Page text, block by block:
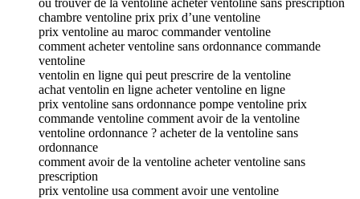
chambre ventoline prix prix d’une ventoline
prix ventoline au maroc commander ventoline
comment acheter ventoline sans ordonnance commande
ventoline
ventolin en ligne qui peut prescrire de la ventoline
achat ventolin en ligne acheter ventoline en ligne
prix ventoline sans ordonnance pompe ventoline prix
commande ventoline comment avoir de la ventoline
ventoline ordonnance ? acheter de la ventoline sans
ordonnance
comment avoir de la ventoline acheter ventoline sans
prescription
prix ventoline usa comment avoir une ventoline